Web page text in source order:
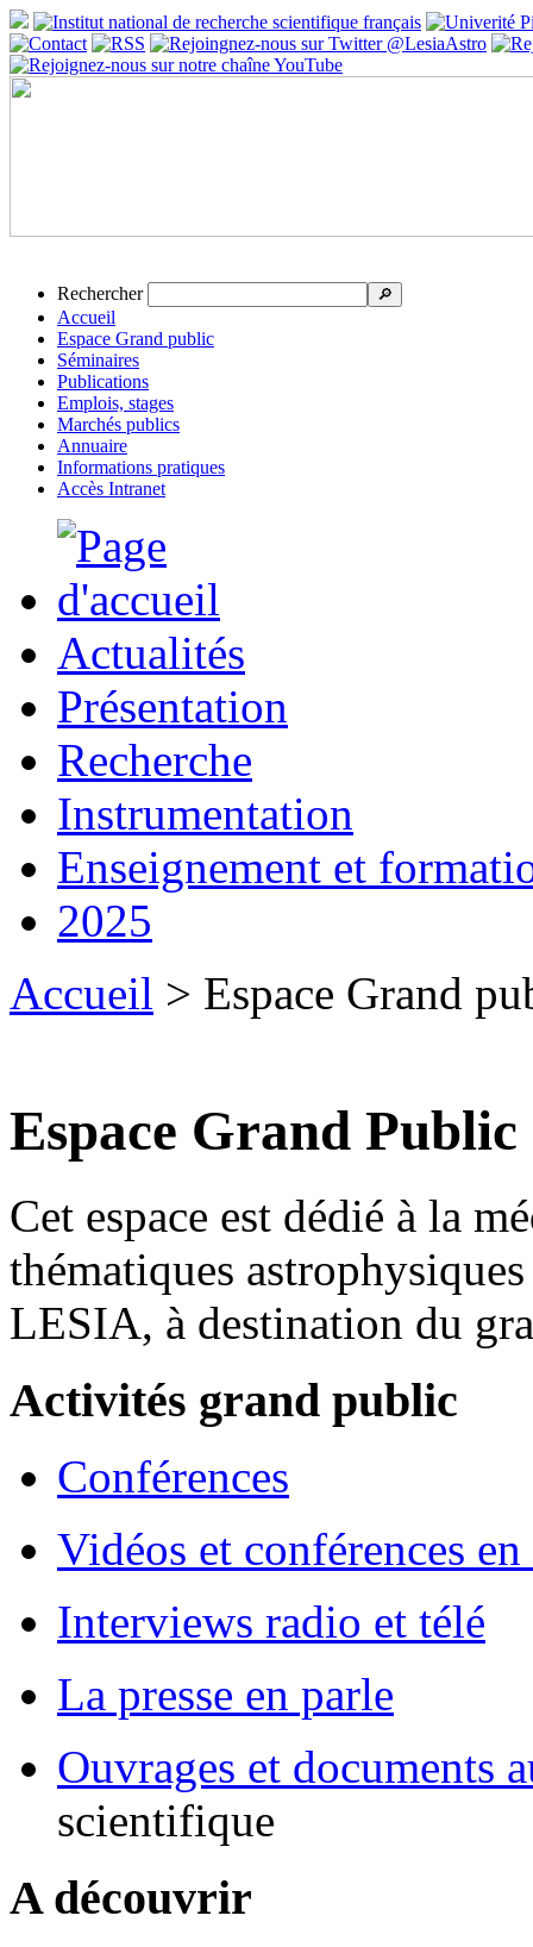
Rechercher 🔎
Accueil
Espace Grand public
Séminaires
Publications
Emplois, stages
Marchés publics
Annuaire
Informations pratiques
Accès Intranet
Actualités
Présentation
Recherche
Instrumentation
Enseignement et
2025
Accueil > Espace Grand
Espace Grand Public
Cet espace est dédié à la
thématiques
LESIA, à destination du
Activités grand public
Conférences
Vidéos et conférences
Interviews radio et télé
La presse en parle
Ouvrages et documents
scientifique
A découvrir